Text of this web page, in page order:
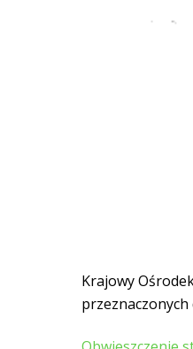
Krajowy
przeznaczonych